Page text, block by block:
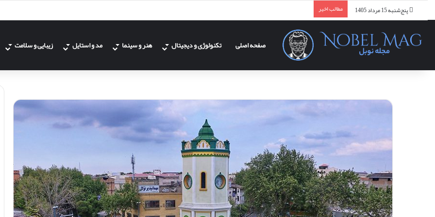
پنج‌شنبه 15 مرداد 1405 مطالب اخیر
صفحه اصلی تکنولوژی و دیجیتال هنر و سینما مد و استایل زیبایی و سلامت